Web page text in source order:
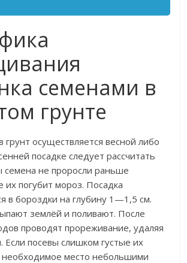
семенами в
грунте
грунт осуществляется весной либо
посадке следует рассчитать
семена не проросли раньше
их погубит мороз. Посадка
в бороздки на глубину 1—1,5 см.
землёй и поливают. После
проводят прореживание, удаляя
Если посевы слишком густые их
необходимое место небольшими